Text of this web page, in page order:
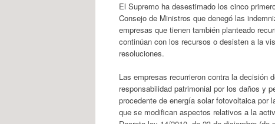
El Supremo ha desestimado los cinco
Consejo de Ministros que denegó las
empresas que tienen también planteado
continúan con los recursos o desisten a la
resoluciones.
Las empresas recurrieron contra la decisión
responsabilidad patrimonial por los daños y
procedente de energía solar fotovoltaica por
que se modifican aspectos relativos a la